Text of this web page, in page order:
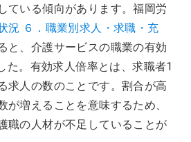
ている傾向があります。福岡労
況 ６．職業別求人・求職・充
と、介護サービスの職業の有効
た。有効求人倍率とは、求職者1
求人の数のことです。割合が高
が増えることを意味するため、
職の人材が不足していることが